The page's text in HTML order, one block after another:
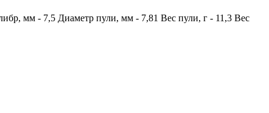
мм - 7,5 Диаметр пули, мм - 7,81 Вес пули, г - 11,3 Вес